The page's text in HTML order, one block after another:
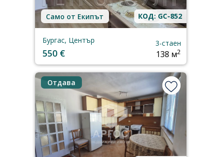
Само от Екипът КОД: GC-852
Бургас, Център
550 €
3-стаен
138 м2
Отдава